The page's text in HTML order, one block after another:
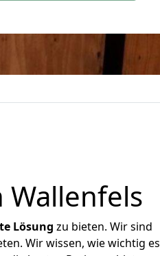
Lösung zu bieten. Wir sind
Wir wissen, wie wichtig es